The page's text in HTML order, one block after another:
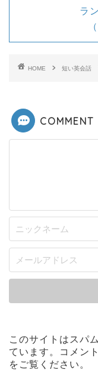
ラ
HOME 短い英会話
COMMENT
このサイトはスパ
ています。
コメン
をご覧ください 。